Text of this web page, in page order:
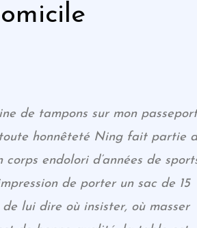
de tampons sur mon passeport
honnêteté Ning fait partie
endolori d’années de
de porter un sac de 15
lui dire où insister, où masser